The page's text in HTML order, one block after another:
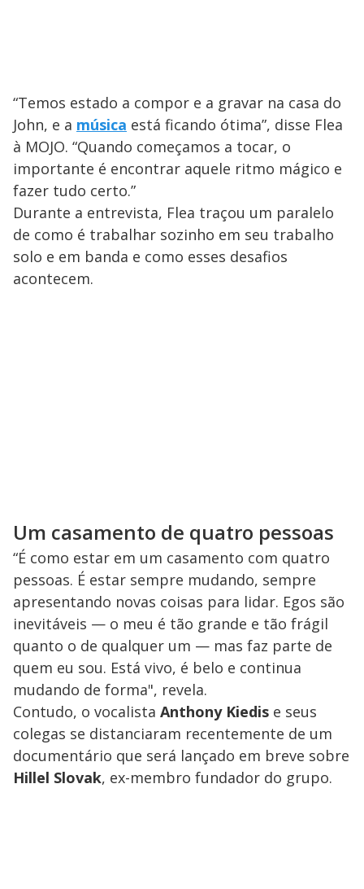
“Temos estado a compor e a gravar na casa do
John, e a música está ficando ótima”, disse Flea
à MOJO. “Quando começamos a tocar, o
importante é encontrar aquele ritmo mágico e
fazer tudo certo.”
Durante a entrevista, Flea traçou um paralelo
de como é trabalhar sozinho em seu trabalho
solo e em banda e como esses desafios
acontecem.
Um casamento de quatro pessoas
“É como estar em um casamento com quatro
pessoas. É estar sempre mudando, sempre
apresentando novas coisas para lidar. Egos são
inevitáveis ​​— o meu é tão grande e tão frágil
quanto o de qualquer um — mas faz parte de
quem eu sou. Está vivo, é belo e continua
mudando de forma", revela.
Contudo, o vocalista Anthony Kiedis e seus
colegas se distanciaram recentemente de um
documentário que será lançado em breve sobre
Hillel Slovak, ex-membro fundador do grupo.